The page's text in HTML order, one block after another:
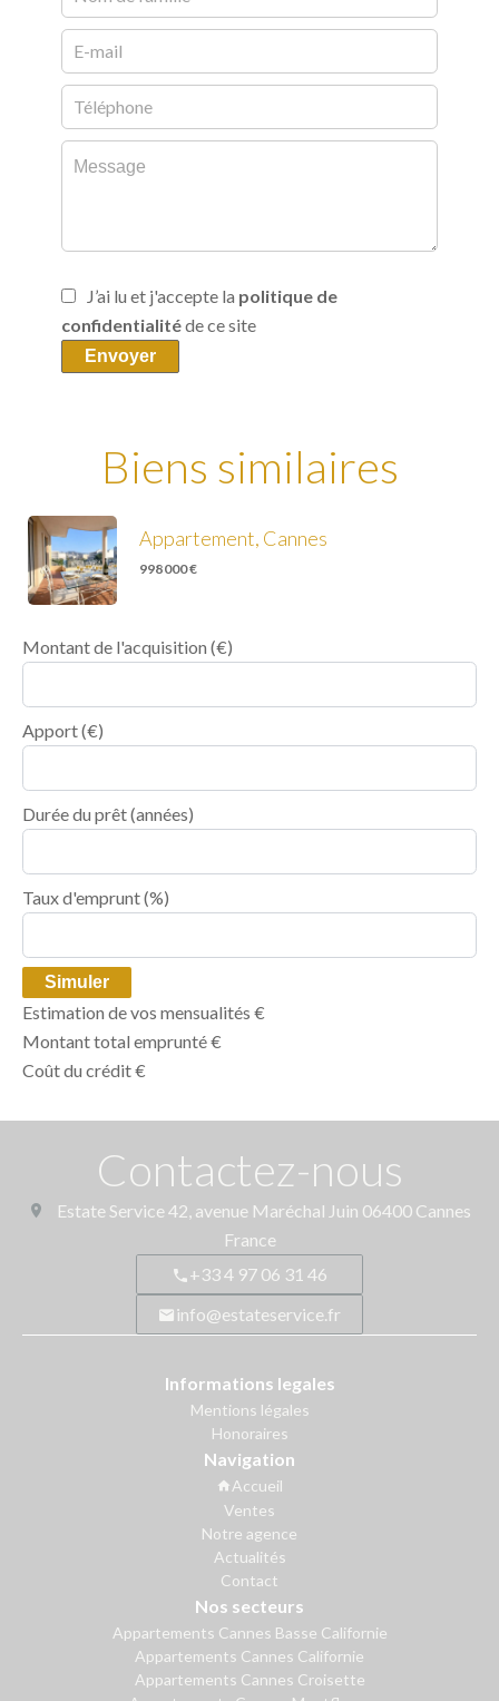
J’ai lu et j'accepte la politique de
confidentialitéde ce site
Envoyer
Biens similaires
Appartement, Cannes
998 000 €
Montant de l'acquisition (€)
Apport(€)
Durée du prêt(années)
Taux d'emprunt(%)
Simuler
Estimation de vos mensualités €
Montant total emprunté€
Coût du crédit€
Contactez-nous
Estate Service42, avenue Maréchal Juin 06400 Cannes
France
+33 4 97 06 31 46
info@estateservice.fr
Informations legales
Mentions légales
Honoraires
Navigation
Accueil
Ventes
Notre agence
Actualités
Contact
Nos secteurs
Appartements Cannes Basse Californie
Appartements Cannes Californie
Appartements Cannes Croisette